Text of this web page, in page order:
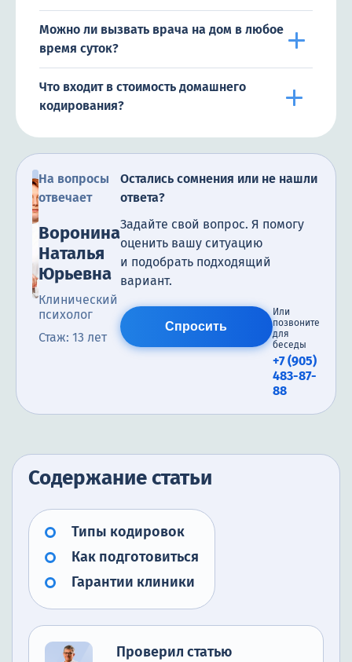
Можно ли вызвать врача на дом в любое
время суток?
Что входит в стоимость домашнего
кодирования?
На вопросы
отвечает
Воронина
Наталья
Юрьевна
Клинический
психолог
Стаж: 13 лет
Остались сомнения или не нашли
ответа?
Задайте свой вопрос. Я помогу
оценить вашу ситуацию
и подобрать подходящий
вариант.
Спросить
Или
позвоните
для
беседы
+7 (905)
483-87-
88
Содержание статьи
Типы кодировок
Как подготовиться
Гарантии клиники
Проверил статью